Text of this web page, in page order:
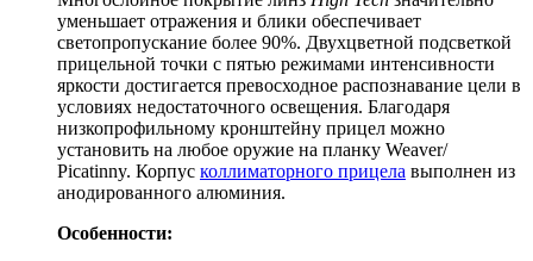
уменьшает отражения и блики обеспечивает
светопропускание более 90%. Двухцветной подсветкой
прицельной точки с пятью режимами интенсивности
яркости достигается превосходное распознавание цели в
условиях недостаточного освещения. Благодаря
низкопрофильному кронштейну прицел можно
установить на любое оружие на планку Weaver/
Picatinny. Корпус коллиматорного прицела выполнен из
анодированного алюминия.
Особенности: